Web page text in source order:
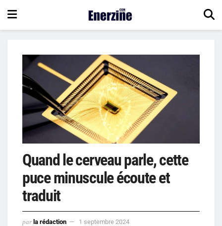
Quand le cerveau parle, cette
puce minuscule écoute et
traduit
par la rédaction 1 septembre 2024